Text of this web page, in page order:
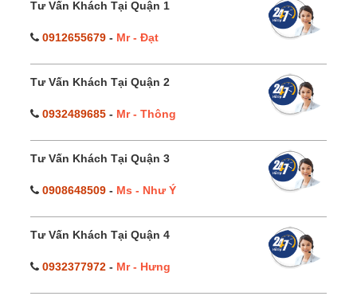
Tư Vấn Khách Tại Quận 1
0912655679 - Mr - Đạt
Tư Vấn Khách Tại Quận 2
0932489685 - Mr - Thông
Tư Vấn Khách Tại Quận 3
0908648509 - Ms - Như Ý
Tư Vấn Khách Tại Quận 4
0932377972 - Mr - Hưng